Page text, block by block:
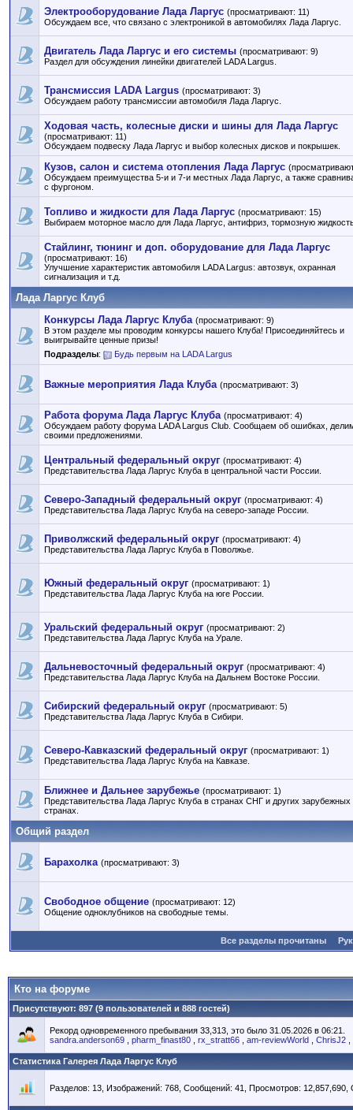
Электрооборудование Лада Ларгус (просматривают: 11)
Обсуждаем все, что связано с электроникой в автомобилях Лада Ларгус.
Двигатель Лада Ларгус и его системы (просматривают: 9)
Раздел для обсуждения линейки двигателей LADA Largus.
Трансмиссия LADA Largus (просматривают: 3)
Обсуждаем работу трансмиссии автомобиля Лада Ларгус.
Ходовая часть, колесные диски и шины для Лада Ларгус
(просматривают: 11)
Обсуждаем подвеску Лада Ларгус и выбор колесных дисков и покрышек.
Кузов, салон и система отопления Лада Ларгус
Обсуждаем преимущества 5-и и 7-и местных Лада Ларгус, а также
с фургоном.
Топливо и жидкости для Лада Ларгус (просматривают: 15)
Выбираем моторное масло для Лада Ларгус, антифриз, тормозную
Стайлинг, тюнинг и доп. оборудование для Лада Ларгус
(просматривают: 16)
Улучшение характеристик автомобиля LADA Largus: автозвук, охранная
сигнализация и т.д.
Лада Ларгус Клуб
Конкурсы Лада Ларгус Клуба (просматривают: 9)
В этом разделе мы проводим конкурсы нашего Клуба! Присоединяйтесь и
выигрывайте ценные призы!
Подразделы: Будь первым на LADA Largus
Важные мероприятия Лада Клуба (просматривают: 3)
Работа форума Лада Ларгус Клуба (просматривают: 4)
Обсуждаем работу форума LADA Largus Club. Сообщаем об ошибках,
своими предложениями.
Центральный федеральный округ (просматривают: 4)
Представительства Лада Ларгус Клуба в центральной части России.
Северо-Западный федеральный округ (просматривают: 4)
Представительства Лада Ларгус Клуба на северо-западе России.
Приволжский федеральный округ (просматривают: 4)
Представительства Лада Ларгус Клуба в Поволжье.
Южный федеральный округ (просматривают: 1)
Представительства Лада Ларгус Клуба на юге России.
Уральский федеральный округ (просматривают: 2)
Представительства Лада Ларгус Клуба на Урале.
Дальневосточный федеральный округ (просматривают: 4)
Представительства Лада Ларгус Клуба на Дальнем Востоке России.
Сибирский федеральный округ (просматривают: 5)
Представительства Лада Ларгус Клуба в Сибири.
Северо-Кавказский федеральный округ (просматривают: 1)
Представительства Лада Ларгус Клуба на Кавказе.
Ближнее и Дальнее зарубежье (просматривают: 1)
Представительства Лада Ларгус Клуба в странах СНГ и других зарубежных
странах.
Общий раздел
Барахолка (просматривают: 3)
Свободное общение (просматривают: 12)
Общение одноклубников на свободные темы.
Все разделы прочитаны
Кто на форуме
Присутствуют: 897 (9 пользователей и 888 гостей)
Рекорд одновременного пребывания 33,313, это было 31.05.2026 в 06:21.
sandra.anderson69
pharm_finast80 rx_stratt66 am-reviewWorld ChrisJ2
Статистика Галерея Лада Ларгус Клуб
Разделов: 13, Изображений: 768, Сообщений: 41, Просмотров: